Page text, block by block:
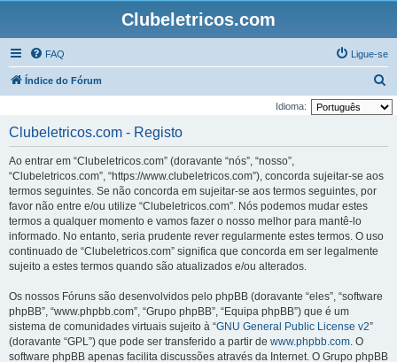
Clubeletricos.com
FAQ Ligue-se
Índice do Fórum
e
Idioma:
Clubeletricos.com - Registo
Ao entrar em “Clubeletricos.com” (doravante “nós”, “nosso”,
“Clubeletricos.com”, “https://www.clubeletricos.com”), concorda sujeitar-se aos
termos seguintes. Se não concorda em sujeitar-se aos termos seguintes, por
favor não entre e/ou utilize “Clubeletricos.com”. Nós podemos mudar estes
termos a qualquer momento e vamos fazer o nosso melhor para mantê-lo
informado. No entanto, seria prudente rever regularmente estes termos. O uso
continuado de “Clubeletricos.com” significa que concorda em ser legalmente
sujeito a estes termos quando são atualizados e/ou alterados.
Os nossos Fóruns são desenvolvidos pelo phpBB (doravante “eles”, “software
phpBB”, “www.phpbb.com”, “Grupo phpBB”, “Equipa phpBB”) que é um
sistema de comunidades virtuais sujeito à “GNU General Public License v2”
(doravante “GPL”) que pode ser transferido a partir de www.phpbb.com. O
software phpBB apenas facilita discussões através da Internet. O Grupo phpBB